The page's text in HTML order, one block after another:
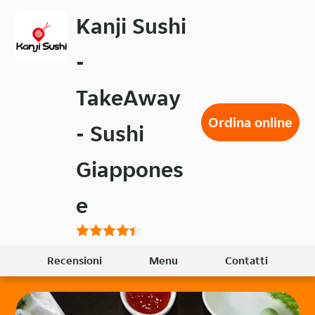
contenuto
Kanji Sushi
-
TakeAway
- Sushi
Giappones
e
Ordina online
Recensioni Menu Contatti